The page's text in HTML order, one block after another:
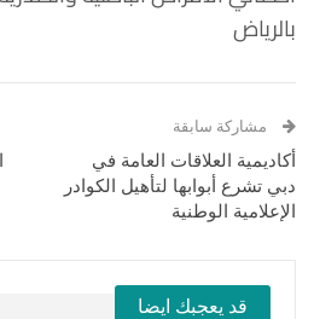
بالرياض
مشاركة سابقة
أكاديمية العلاقات العامة في
دبي تشرع أبوابها لتأهيل الكوادر
الإعلامية الوطنية
قد يعجبك ايضا